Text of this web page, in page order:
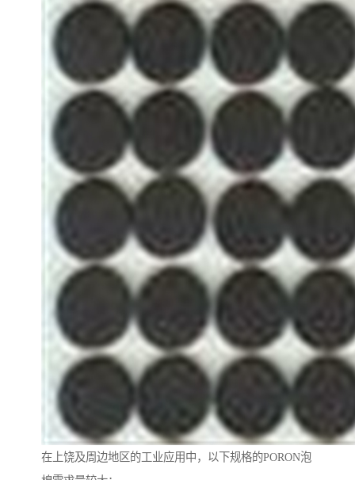
在上饶及周边地区的工业应用中，以下规格的PORON泡